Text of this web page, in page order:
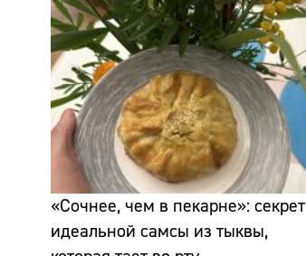
«Сочнее, чем в пекарне»: секрет
идеальной самсы из тыквы,